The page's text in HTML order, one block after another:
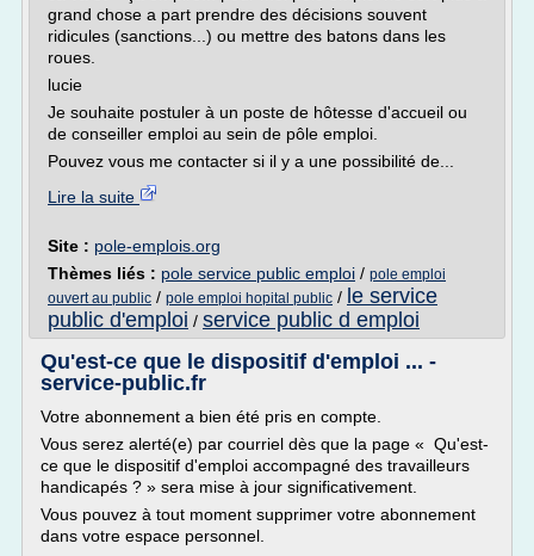
grand chose a part prendre des décisions souvent
ridicules (sanctions...) ou mettre des batons dans les
roues.
lucie
Je souhaite postuler à un poste de hôtesse d'accueil ou
de conseiller emploi au sein de pôle emploi.
Pouvez vous me contacter si il y a une possibilité de...
Lire la suite
Site : pole-emplois.org
Thèmes liés : pole service public emploi / pole emploi
ouvert au public / pole emploi hopital public / le service
public d'emploi / service public d emploi
Qu'est-ce que le dispositif d'emploi ... -
service-public.fr
Votre abonnement a bien été pris en compte.
Vous serez alerté(e) par courriel dès que la page « Qu'est-
ce que le dispositif d'emploi accompagné des travailleurs
handicapés ? » sera mise à jour significativement.
Vous pouvez à tout moment supprimer votre abonnement
dans votre espace personnel.